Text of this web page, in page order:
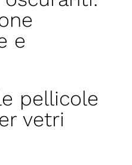
e
pellicole
vetri